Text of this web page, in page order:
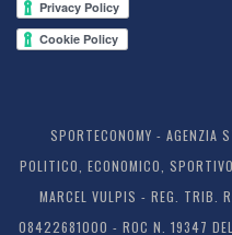
SPORTECONOMY - AGENZIA
POLITICO, ECONOMICO,
MARCEL VULPIS - REG.
08422681000 - ROC N. 19347